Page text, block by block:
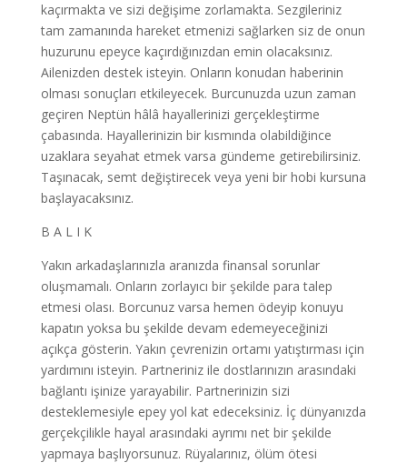
kaçırmakta ve sizi değişime zorlamakta. Sezgileriniz
tam zamanında hareket etmenizi sağlarken siz de onun
huzurunu epeyce kaçırdığınızdan emin olacaksınız.
Ailenizden destek isteyin. Onların konudan haberinin
olması sonuçları etkileyecek. Burcunuzda uzun zaman
geçiren Neptün hâlâ hayallerinizi gerçekleştirme
çabasında. Hayallerinizin bir kısmında olabildiğince
uzaklara seyahat etmek varsa gündeme getirebilirsiniz.
Taşınacak, semt değiştirecek veya yeni bir hobi kursuna
başlayacaksınız.
B A L I K
Yakın arkadaşlarınızla aranızda finansal sorunlar
oluşmamalı. Onların zorlayıcı bir şekilde para talep
etmesi olası. Borcunuz varsa hemen ödeyip konuyu
kapatın yoksa bu şekilde devam edemeyeceğinizi
açıkça gösterin. Yakın çevrenizin ortamı yatıştırması için
yardımını isteyin. Partneriniz ile dostlarınızın arasındaki
bağlantı işinize yarayabilir. Partnerinizin sizi
desteklemesiyle epey yol kat edeceksiniz. İç dünyanızda
gerçekçilikle hayal arasındaki ayrımı net bir şekilde
yapmaya başlıyorsunuz. Rüyalarınız, ölüm ötesi